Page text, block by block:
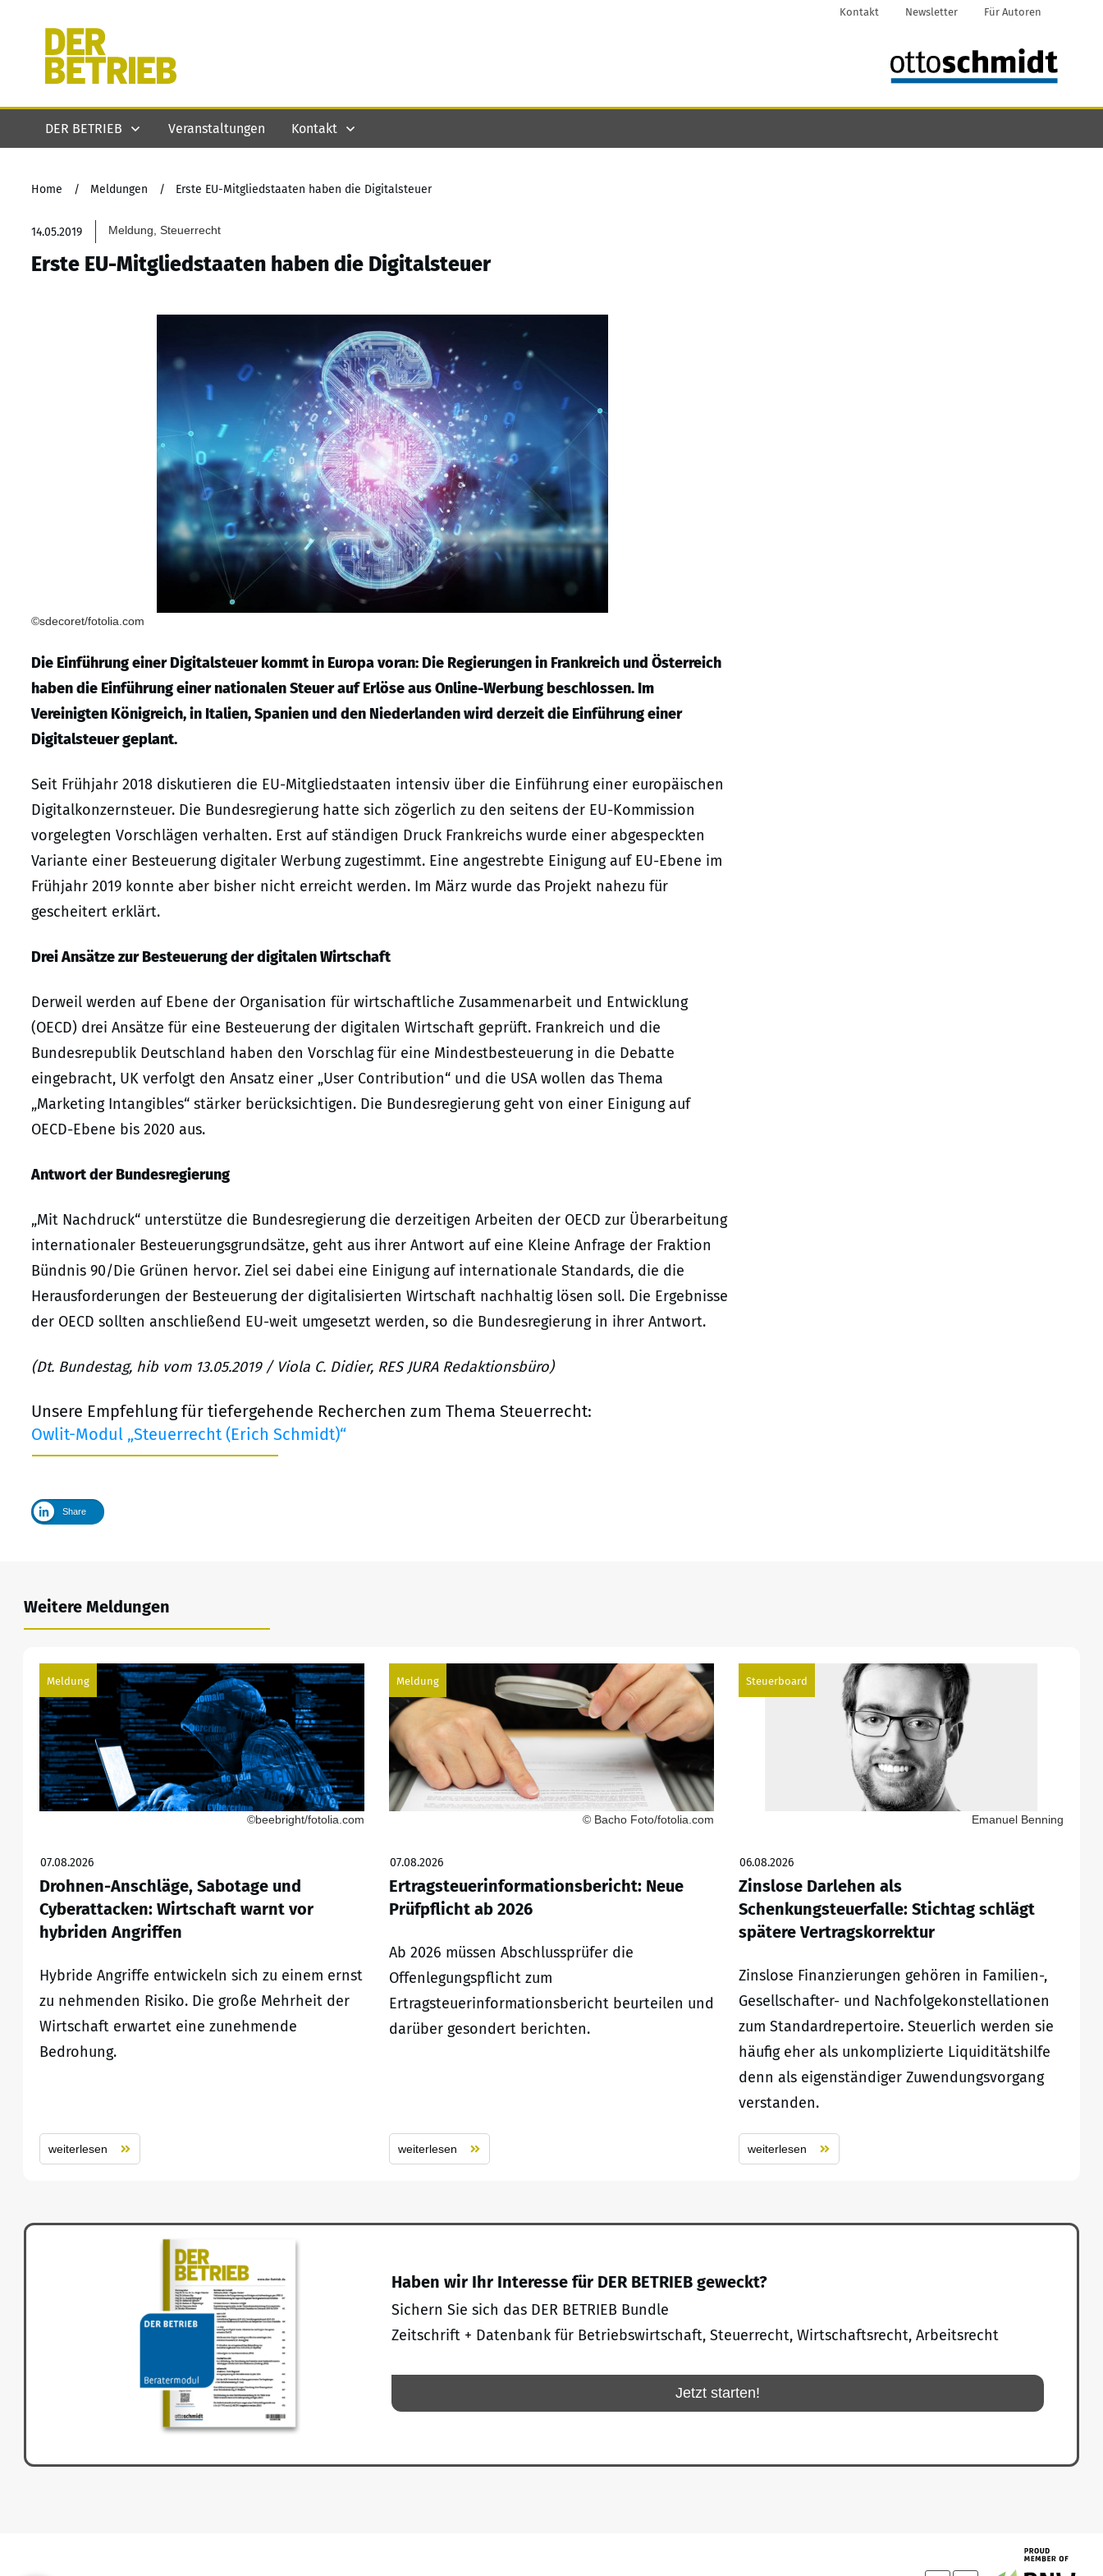
Kontakt Newsletter Für Autoren
DER BETRIEB Veranstaltungen Kontakt
Home / Meldungen / Erste EU-Mitgliedstaaten haben die Digitalsteuer
14.05.2019 Meldung, Steuerrecht
Erste EU-Mitgliedstaaten haben die Digitalsteuer
©sdecoret/fotolia.com
Die Einführung einer Digitalsteuer kommt in Europa voran: Die Regierungen in Frankreich und Österreich
haben die Einführung einer nationalen Steuer auf Erlöse aus Online-Werbung beschlossen. Im
Vereinigten Königreich, in Italien, Spanien und den Niederlanden wird derzeit die Einführung einer
Digitalsteuer geplant.
Seit Frühjahr 2018 diskutieren die EU-Mitgliedstaaten intensiv über die Einführung einer europäischen
Digitalkonzernsteuer. Die Bundesregierung hatte sich zögerlich zu den seitens der EU-Kommission
vorgelegten Vorschlägen verhalten. Erst auf ständigen Druck Frankreichs wurde einer abgespeckten
Variante einer Besteuerung digitaler Werbung zugestimmt. Eine angestrebte Einigung auf EU-Ebene im
Frühjahr 2019 konnte aber bisher nicht erreicht werden. Im März wurde das Projekt nahezu für
gescheitert erklärt.
Drei Ansätze zur Besteuerung der digitalen Wirtschaft
Derweil werden auf Ebene der Organisation für wirtschaftliche Zusammenarbeit und Entwicklung
(OECD) drei Ansätze für eine Besteuerung der digitalen Wirtschaft geprüft. Frankreich und die
Bundesrepublik Deutschland haben den Vorschlag für eine Mindestbesteuerung in die Debatte
eingebracht, UK verfolgt den Ansatz einer „User Contribution“ und die USA wollen das Thema
„Marketing Intangibles“ stärker berücksichtigen. Die Bundesregierung geht von einer Einigung auf
OECD-Ebene bis 2020 aus.
Antwort der Bundesregierung
„Mit Nachdruck“ unterstütze die Bundesregierung die derzeitigen Arbeiten der OECD zur Überarbeitung
internationaler Besteuerungsgrundsätze, geht aus ihrer Antwort auf eine Kleine Anfrage der Fraktion
Bündnis 90/Die Grünen hervor. Ziel sei dabei eine Einigung auf internationale Standards, die die
Herausforderungen der Besteuerung der digitalisierten Wirtschaft nachhaltig lösen soll. Die Ergebnisse
der OECD sollten anschließend EU-weit umgesetzt werden, so die Bundesregierung in ihrer Antwort.
(Dt. Bundestag, hib vom 13.05.2019 / Viola C. Didier, RES JURA Redaktionsbüro)
Unsere Empfehlung für tiefergehende Recherchen zum Thema Steuerrecht:
Owlit-Modul „Steuerrecht (Erich Schmidt)“
Share
Weitere Meldungen
Meldung
©beebright/fotolia.com
07.08.2026
Drohnen-Anschläge, Sabotage und
Cyberattacken: Wirtschaft warnt vor
hybriden Angriffen
Hybride Angriffe entwickeln sich zu einem ernst
zu nehmenden Risiko. Die große Mehrheit der
Wirtschaft erwartet eine zunehmende
Bedrohung.
weiterlesen
Meldung
© Bacho Foto/fotolia.com
07.08.2026
Ertragsteuerinformationsbericht: Neue
Prüfpflicht ab 2026
Ab 2026 müssen Abschlussprüfer die
Offenlegungspflicht zum
Ertragsteuerinformationsbericht beurteilen und
darüber gesondert berichten.
weiterlesen
Steuerboard
Emanuel Benning
06.08.2026
Zinslose Darlehen als
Schenkungsteuerfalle: Stichtag schlägt
spätere Vertragskorrektur
Zinslose Finanzierungen gehören in Familien-,
Gesellschafter- und Nachfolgekonstellationen
zum Standardrepertoire. Steuerlich werden sie
häufig eher als unkomplizierte Liquiditätshilfe
denn als eigenständiger Zuwendungsvorgang
verstanden.
weiterlesen
Haben wir Ihr Interesse für DER BETRIEB geweckt?
Sichern Sie sich das DER BETRIEB Bundle
Zeitschrift + Datenbank für Betriebswirtschaft, Steuerrecht, Wirtschaftsrecht, Arbeitsrecht
Jetzt starten!